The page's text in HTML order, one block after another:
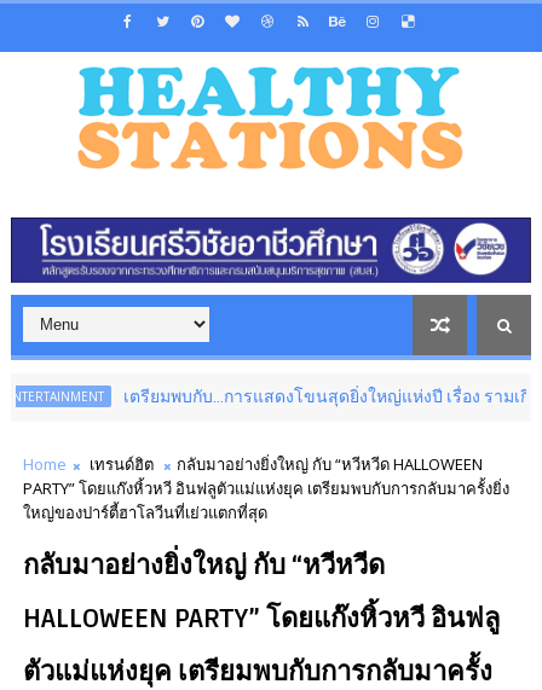
เตรียมพบกับ...การแสดงโขนสุดยิ่งใหญ่แห่งปี เรื่อง รามเกียรติ์ ตอน
Home เทรนด์ฮิต
กลับมาอย่างยิ่งใหญ่ กับ “หวีหวีด HALLOWEEN
PARTY” โดยแก๊งหิ้วหวี อินฟลูตัวแม่แห่งยุค เตรียมพบกับการกลับมาครั้งยิ่ง
ใหญ่ของปาร์ตี้ฮาโลวีนที่เย่วแตกที่สุด
กลับมาอย่างยิ่งใหญ่ กับ “หวีหวีด
HALLOWEEN PARTY” โดยแก๊งหิ้วหวี อินฟลู
ตัวแม่แห่งยุค เตรียมพบกับการกลับมาครั้ง